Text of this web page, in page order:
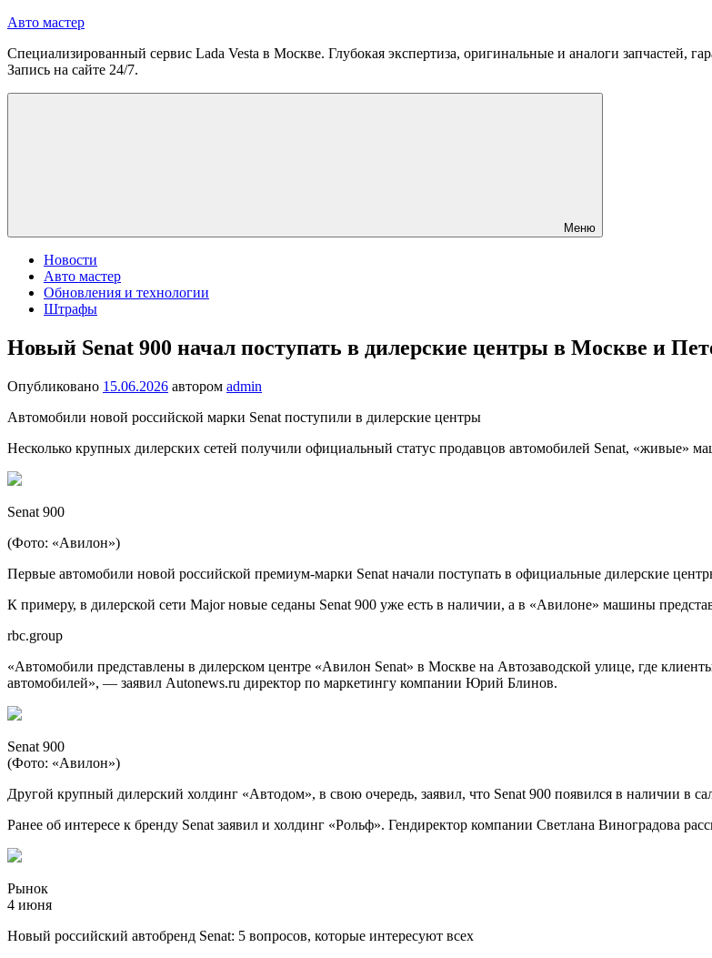
Перейти
содержимому
Авто мастер
Специализированный сервис Lada Vesta в Москве. Глубокая экспертиза, оригинальные и аналоги запчастей,
Запись на сайте 24/7.
Меню
Новости
Авто мастер
Обновления и технологии
Штрафы
Новый Senat 900 начал поступать в дилерские центры в Москве и
Опубликовано 15.06.2026 автором admin
Автомобили новой российской марки Senat поступили в дилерские центры
Несколько крупных дилерских сетей получили официальный статус продавцов автомобилей Senat, «живые»
Senat 900
(Фото: «Авилон»)
Первые автомобили новой российской премиум-марки Senat начали поступать в официальные дилерские
К примеру, в дилерской сети Major новые седаны Senat 900 уже есть в наличии, а в «Авилоне» машины
rbc.group
«Автомобили представлены в дилерском центре «Авилон Senat» в Москве на Автозаводской улице, где
автомобилей», — заявил Autonews.ru директор по маркетингу компании Юрий Блинов.
Senat 900
(Фото: «Авилон»)
Другой крупный дилерский холдинг «Автодом», в свою очередь, заявил, что Senat 900 появился в наличии в
Ранее об интересе к бренду Senat заявил и холдинг «Рольф». Гендиректор компании Светлана Виноградова
Рынок
4 июня
Новый российский автобренд Senat: 5 вопросов, которые интересуют всех